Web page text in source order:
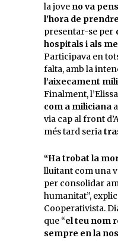
la jove no va
l’hora de
presentar-se per
hospitals i als
Participava en
falta, amb la
l’aixecament
Finalment,
com a miliciana
via cap al front
més tard seria
“Ha trobat la
lluitant com una
per consolidar
humanitat”,
Cooperativista.
que “el teu nom
sempre en la